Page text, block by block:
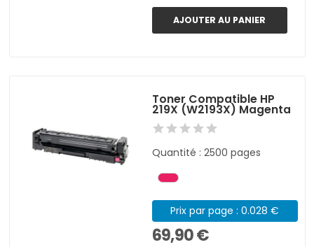
AJOUTER AU PANIER
Toner Compatible HP
219X (W2193X) Magenta
Quantité : 2500 pages
Prix par page : 0.028 €
69,90 €